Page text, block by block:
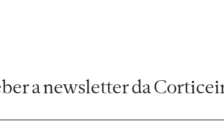
a newsletter da